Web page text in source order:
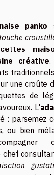
panko
touche
créative,
une croûte
de
L'
: parsemez
ou bien